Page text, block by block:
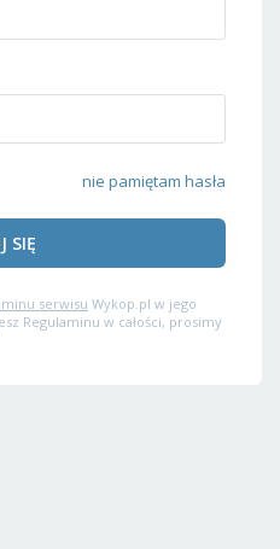
nie pamiętam hasła
SIĘ
serwisu Wykop.pl w jego
Regulaminu w całości, prosimy